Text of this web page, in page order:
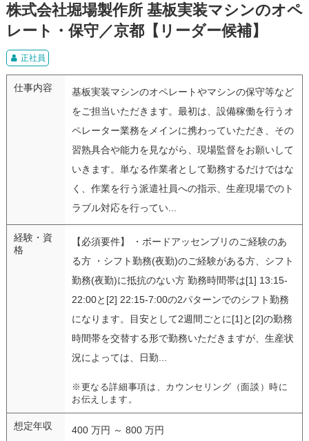
株式会社堀場製作所 基板実装マシンのオペ
レート・保守／京都【リーダー候補】
正社員
仕事内容
基板実装マシンのオペレートやマシンの保守等など
をご担当いただきます。最初は、設備稼働を行うオ
ペレーター業務をメインに携わっていただき、その
習熟具合や能力を見ながら、現場監督をお願いして
いきます。単なる作業者として勤務するだけではな
く、作業を行う派遣社員への指示、生産現場でのト
ラブル対応を行ってい...
経験・資
格
【必須要件】 ・ボードアッセンブリのご経験のあ
る方 ・シフト勤務(夜勤)のご経験がある方、シフト
勤務(夜勤)に抵抗のない方 勤務時間帯は[1] 13:15-
22:00と[2] 22:15-7:00の2パターンでのシフト勤務
になります。目安として2週間ごとに[1]と[2]の勤務
時間帯を交替する形で勤務いただきますが、生産状
況によっては、日勤...
※更なる詳細事項は、カウンセリング（面談）時に
お伝えします。
想定年収 400 万円 ～ 800 万円